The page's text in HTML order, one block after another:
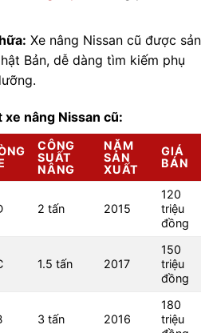
Xe nâng Nissan cũ được sản
Bản, dễ dàng tìm kiếm phụ
nâng Nissan cũ:
CÔNG
SUẤT
NÂNG
NĂM
SẢN
XUẤT
GIÁ
BÁN
2 tấn 2015
120
triệu
đồng
1.5 tấn 2017
150
triệu
đồng
3 tấn 2016
180
triệu